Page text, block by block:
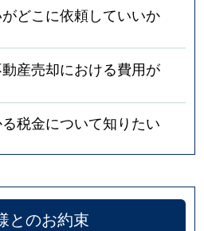
どこに依頼していいか
産売却における費用が
税金について知りたい
とのお約束